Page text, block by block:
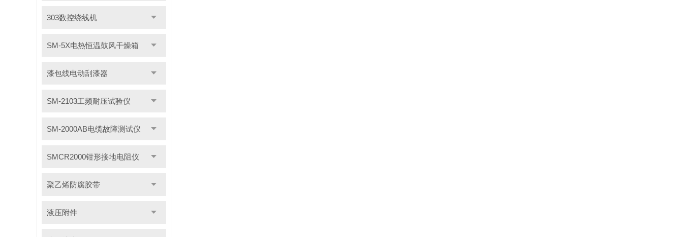
303数控绕线机
SM-5X电热恒温鼓风干燥箱
漆包线电动刮漆器
SM-2103工频耐压试验仪
SM-2000AB电缆故障测试仪
SMCR2000钳形接地电阻仪
聚乙烯防腐胶带
液压附件